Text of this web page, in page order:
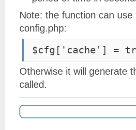
Note: the function can
config.php:
$cfg['cache'] =
Otherwise it will generate
called.